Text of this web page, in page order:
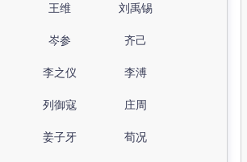
王维 刘禹锡
岑参 齐己
李之仪 李溥
列御寇 庄周
姜子牙 荀况